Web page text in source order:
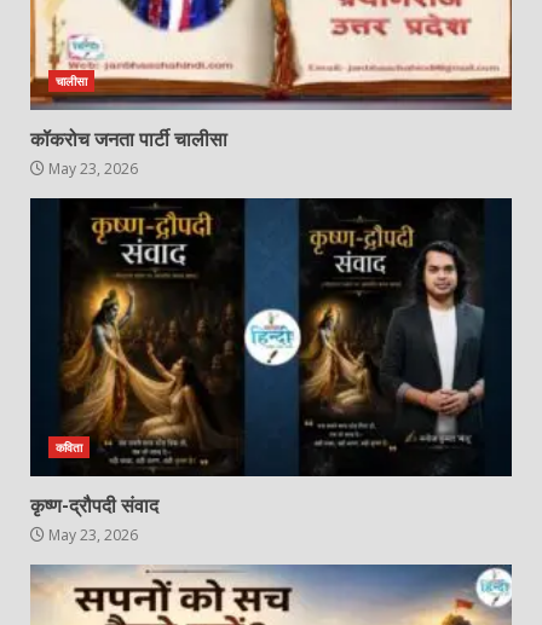
चालीसा
कॉकरोच जनता पार्टी चालीसा
May 23, 2026
कविता
कृष्ण-द्रौपदी संवाद
May 23, 2026